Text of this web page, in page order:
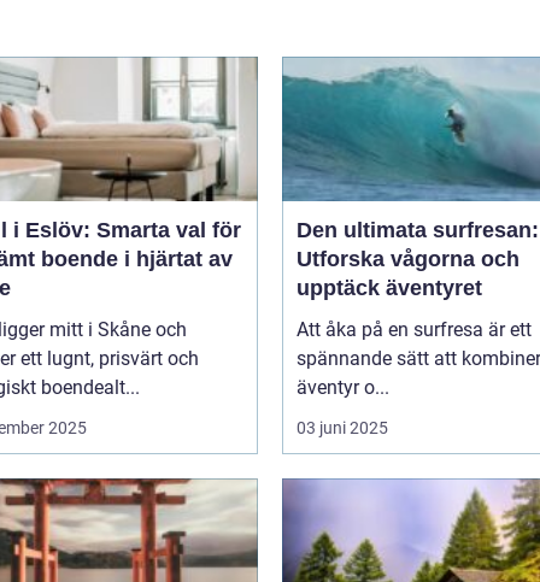
i Eslöv: Smarta val för
boende i hjärtat av
mitt i Skåne och
ett lugnt, prisvärt och
boendealt...
2025
Den ultimata surfresan:
Utforska vågorna och
upptäck äventyret
Att åka på en surfresa är ett
spännande sätt att
äventyr o...
03 juni 2025